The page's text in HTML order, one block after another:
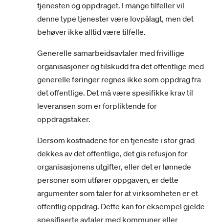
tjenesten og oppdraget. I mange tilfeller vil
denne type tjenester være lovpålagt, men det
behøver ikke alltid være tilfelle.
Generelle samarbeidsavtaler med frivillige
organisasjoner og tilskudd fra det offentlige med
generelle føringer regnes ikke som oppdrag fra
det offentlige. Det må være spesifikke krav til
leveransen som er forpliktende for
oppdragstaker.
Dersom kostnadene for en tjeneste i stor grad
dekkes av det offentlige, det gis refusjon for
organisasjonens utgifter, eller det er lønnede
personer som utfører oppgaven, er dette
argumenter som taler for at virksomheten er et
offentlig oppdrag. Dette kan for eksempel gjelde
spesifiserte avtaler med kommuner eller